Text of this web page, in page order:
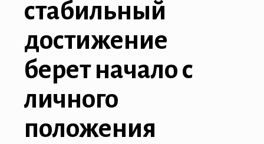
стабильный
достижение
берет начало с
личного
положения